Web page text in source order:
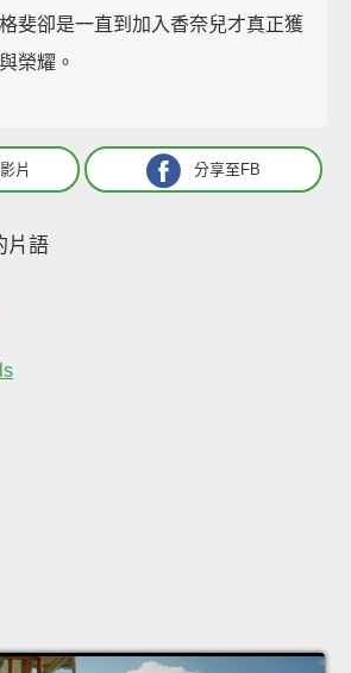
斐卻是一直到加入香奈兒才真正獲
榮耀。
片 分享至FB
片語